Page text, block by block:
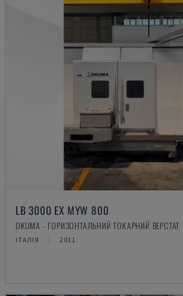
LB 3000 EX MYW 800
OKUMA - ГОРИЗОНТАЛЬНИЙ ТОКАРНИЙ ВЕРСТАТ
ІТАЛІЯ 2011